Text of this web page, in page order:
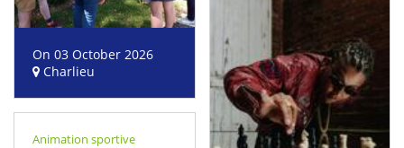
On 03 October 2026
Charlieu
Animation sportive